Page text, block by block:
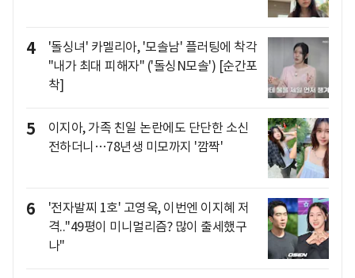
4
'돌싱녀' 카멜리아, '모솔남' 플러팅에 착각
"내가 최대 피해자" ('돌싱N모솔') [순간포
착]
5
이지아, 가족 친일 논란에도 단단한 소신
전하더니…78년생 미모까지 '깜짝'
6
'전자발찌 1호' 고영욱, 이번엔 이지혜 저
격.."49평이 미니멀리즘? 많이 출세했구
나"